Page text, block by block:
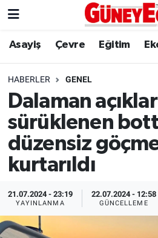
Asayiş Çevre Eğitim
HABERLER GENEL
Dalaman
sürüklenen
düzensiz
kurtarıldı
21.07.2024 - 23:19
YAYINLANMA
22.07.2024 - 12:58
GÜNCELLEME
Asayiş
Çevre
Eğitim
Ekonomi
Gündem
Kültür Sanat
Magazin
İstanbul Hava Durumu
İstanbul Trafik Yoğunluk
Süper Lig Puan Durumu
Tüm Manşetler
Son Dakika Haberleri
Haber Arşivi